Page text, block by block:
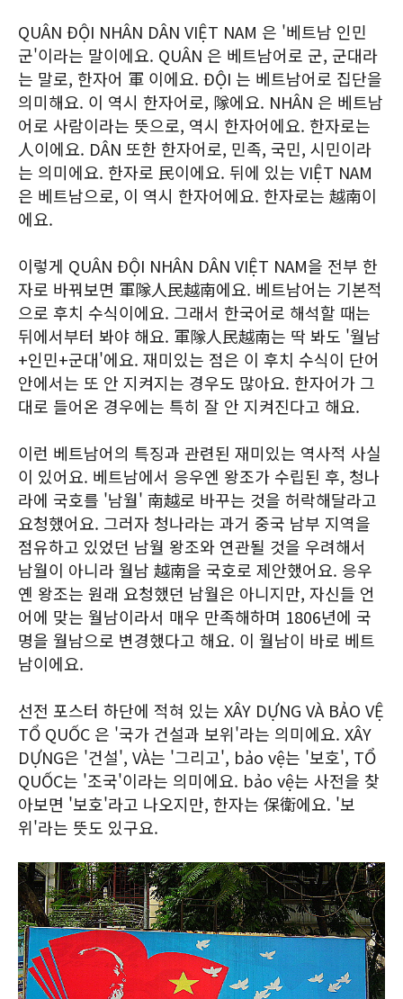
QUÂN ĐỘI NHÂN DÂN VIỆT NAM 은 '베트남 인민
군'이라는 말이에요. QUÂN 은 베트남어로 군, 군대라
는 말로, 한자어 軍 이에요. ĐỘI 는 베트남어로 집단을
의미해요. 이 역시 한자어로, 隊에요. NHÂN 은 베트남
어로 사람이라는 뜻으로, 역시 한자어에요. 한자로는
人이에요. DÂN 또한 한자어로, 민족, 국민, 시민이라
는 의미에요. 한자로 民이에요. 뒤에 있는 VIỆT NAM
은 베트남으로, 이 역시 한자어에요. 한자로는 越南이
에요.
이렇게 QUÂN ĐỘI NHÂN DÂN VIỆT NAM을 전부 한
자로 바꿔보면 軍隊人民越南에요. 베트남어는 기본적
으로 후치 수식이에요. 그래서 한국어로 해석할 때는
뒤에서부터 봐야 해요. 軍隊人民越南는 딱 봐도 '월남
+인민+군대'에요. 재미있는 점은 이 후치 수식이 단어
안에서는 또 안 지켜지는 경우도 많아요. 한자어가 그
대로 들어온 경우에는 특히 잘 안 지켜진다고 해요.
이런 베트남어의 특징과 관련된 재미있는 역사적 사실
이 있어요. 베트남에서 응우엔 왕조가 수립된 후, 청나
라에 국호를 '남월' 南越로 바꾸는 것을 허락해달라고
요청했어요. 그러자 청나라는 과거 중국 남부 지역을
점유하고 있었던 남월 왕조와 연관될 것을 우려해서
남월이 아니라 월남 越南을 국호로 제안했어요. 응우
옌 왕조는 원래 요청했던 남월은 아니지만, 자신들 언
어에 맞는 월남이라서 매우 만족해하며 1806년에 국
명을 월남으로 변경했다고 해요. 이 월남이 바로 베트
남이에요.
선전 포스터 하단에 적혀 있는 XÂY DỰNG VÀ BẢO VỆ
TỔ QUỐC 은 '국가 건설과 보위'라는 의미에요. XÂY
DỰNG은 '건설', VÀ는 '그리고', bảo vệ는 '보호', TỔ
QUỐC는 '조국'이라는 의미에요. bảo vệ는 사전을 찾
아보면 '보호'라고 나오지만, 한자는 保衛에요. '보
위'라는 뜻도 있구요.